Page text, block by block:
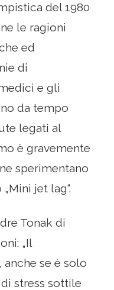
del 1980
le ragioni
ed
di
e gli
da tempo
legati al
è gravemente
sperimentano
jet lag“.
Tonak di
„Il
se è solo
stress sottile